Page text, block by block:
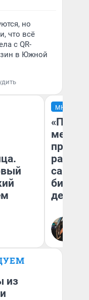
но
что всё
с QR-
в Южной
МНЕНИЕ
самом
из